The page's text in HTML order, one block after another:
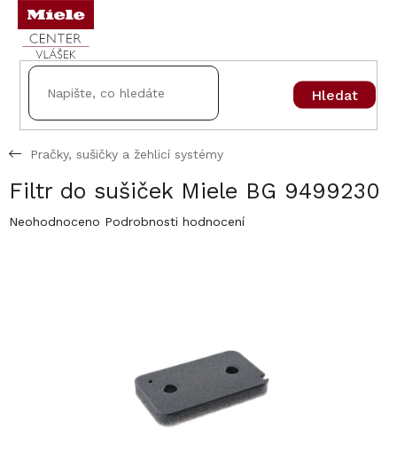
Přejít
obsah
Hledat
Pračky, sušičky a žehlicí systémy
Filtr do sušiček Miele BG 9499230
Průměrné
Neohodnoceno Podrobnosti hodnocení